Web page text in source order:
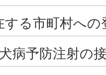
する市町村への
病予防注射の